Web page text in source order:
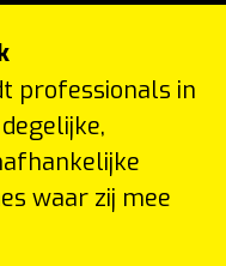
professionals in
waar zij mee